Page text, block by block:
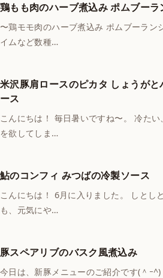
鶏もも肉のハーブ煮込み ポムブーラ
〜鶏モモ肉のハーブ煮込み ポムブーラン
イムなど数種…
米沢豚肩ロースのピカタ しょうがと
ース
こんにちは！ 毎日暑いですね〜。 冷た
を欲してしま…
鮎のコンフィ みつばの冷製ソース
こんにちは！ 6月に入りました。 しとし
も、元気にや…
豚スペアリブのバスク風煮込み
今日は、新豚メニューのご紹介です(＾ｰ